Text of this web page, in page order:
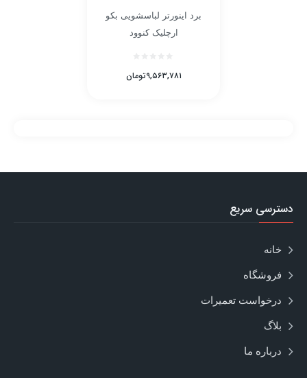
برد اینورتر لباسشویی بکو
ارچلیک کنوود
تومان۹,۵۶۳,۷۸۱
دسترسی سریع
خانه
فروشگاه
درخواست تعمیرات
بلاگ
درباره ما